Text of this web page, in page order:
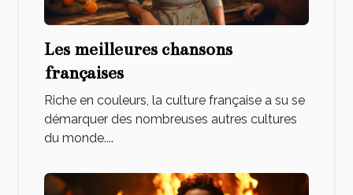
Les meilleures chansons
françaises
Riche en couleurs, la culture française a su se
démarquer des nombreuses autres cultures
du monde....